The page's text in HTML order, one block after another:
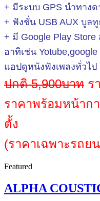
+ มีระบบ GPS นำทาง
+ ฟังชั่น USB AUX บูล
+ มี Google Play
อาทิเช่น
แอปดูหนังฟังเพลงทั่วไ
ปกติ 5,900บาท ร
ราคาพร้อมหน้าก
ตั้ง
(ราคาเฉพาะรถย
Featured
ALPHA